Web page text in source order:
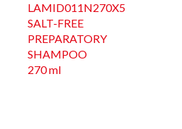
LAMID011N270X5
SALT-FREE
PREPARATORY
SHAMPOO
270 ml